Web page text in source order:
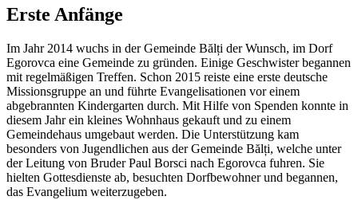
Erste Anfänge
Im Jahr 2014 wuchs in der Gemeinde Bălți der Wunsch, im Dorf
Egorovca eine Gemeinde zu gründen. Einige Geschwister begannen
mit regelmäßigen Treffen. Schon 2015 reiste eine erste deutsche
Missionsgruppe an und führte Evangelisationen vor einem
abgebrannten Kindergarten durch. Mit Hilfe von Spenden konnte in
diesem Jahr ein kleines Wohnhaus gekauft und zu einem
Gemeindehaus umgebaut werden. Die Unterstützung kam
besonders von Jugendlichen aus der Gemeinde Bălți, welche unter
der Leitung von Bruder Paul Borsci nach Egorovca fuhren. Sie
hielten Gottesdienste ab, besuchten Dorfbewohner und begannen,
das Evangelium weiterzugeben.